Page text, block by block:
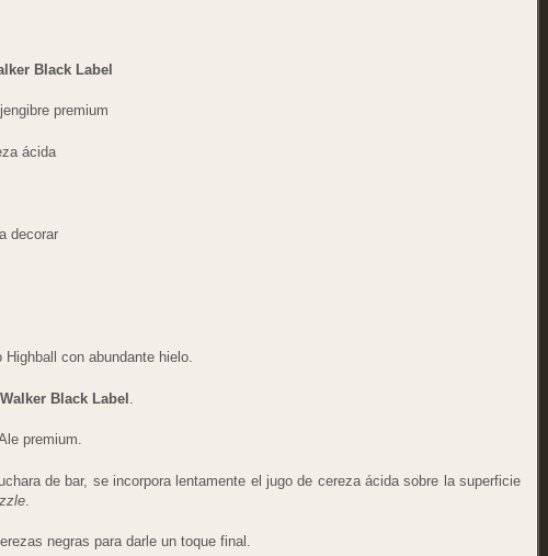
Black Label
premium
ácida
decorar
con abundante hielo.
Black Label
premium.
de bar, se incorpora lentamente el jugo de cereza ácida sobre la superficie
negras para darle un toque final.